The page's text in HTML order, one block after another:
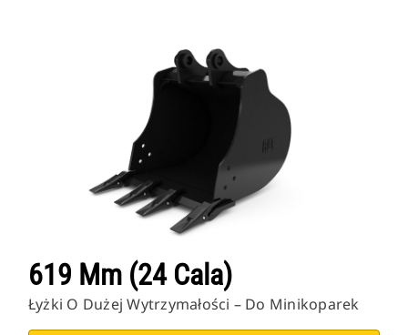
619 Mm (24 Cala)
Łyżki O Dużej Wytrzymałości – Do Minikoparek